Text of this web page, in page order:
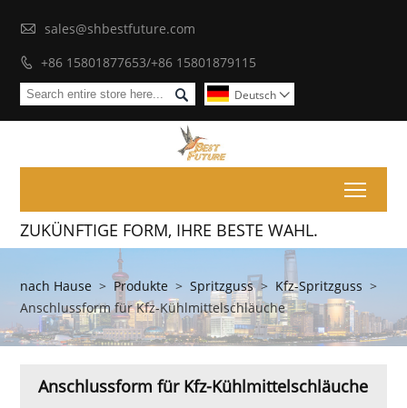
 sales@shbestfuture.com
 +86 15801877653/+86 15801879115
 Deutsch 
ZUKÜNFTIGE FORM, IHRE BESTE WAHL.
nach Hause > Produkte > Spritzguss > Kfz-Spritzguss >
Anschlussform für Kfz-Kühlmittelschläuche
Anschlussform für Kfz-Kühlmittelschläuche